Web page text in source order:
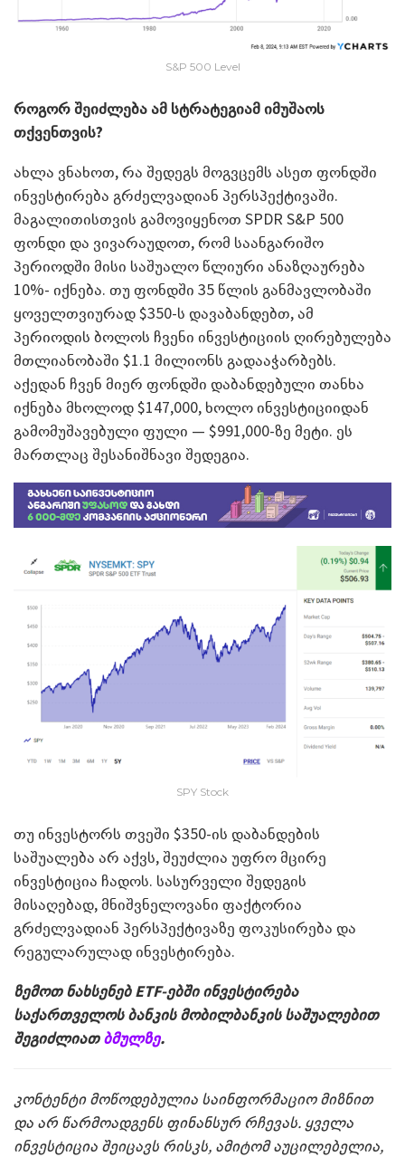
S&P 500 Level
როგორ შეიძლება ამ სტრატეგიამ იმუშაოს
თქვენთვის?
ახლა ვნახოთ, რა შედეგს მოგვცემს ასეთ ფონდში
ინვესტირება გრძელვადიან პერსპექტივაში.
მაგალითისთვის გამოვიყენოთ SPDR S&P 500
ფონდი და ვივარაუდოთ, რომ საანგარიშო
პერიოდში მისი საშუალო წლიური ანაზღაურება
10%- იქნება. თუ ფონდში 35 წლის განმავლობაში
ყოველთვიურად $350-ს დავაბანდებთ, ამ
პერიოდის ბოლოს ჩვენი ინვესტიციის ღირებულება
მთლიანობაში $1.1 მილიონს გადააჭარბებს.
აქედან ჩვენ მიერ ფონდში დაბანდებული თანხა
იქნება მხოლოდ $147,000, ხოლო ინვესტიციიდან
გამომუშავებული ფული — $991,000-ზე მეტი. ეს
მართლაც შესანიშნავი შედეგია.
SPY Stock
თუ ინვესტორს თვეში $350-ის დაბანდების
საშუალება არ აქვს, შეუძლია უფრო მცირე
ინვესტიცია ჩადოს. სასურველი შედეგის
მისაღებად, მნიშვნელოვანი ფაქტორია
გრძელვადიან პერსპექტივაზე ფოკუსირება და
რეგულარულად ინვესტირება.
ზემოთ ნახსენებ ETF-ებში ინვესტირება
საქართველოს ბანკის მობილბანკის საშუალებით
შეგიძლიათბმულზე.
კონტენტი მოწოდებულია საინფორმაციო მიზნით
და არ წარმოადგენს ფინანსურ რჩევას. ყველა
ინვესტიცია შეიცავს რისკს, ამიტომ აუცილებელია,